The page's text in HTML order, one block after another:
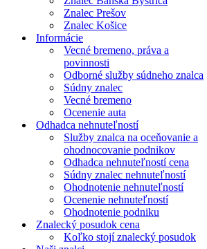
Znalec Prešov
Znalec Košice
Informácie
Vecné bremeno, práva a
povinnosti
Odborné služby súdneho znalca
Súdny znalec
Vecné bremeno
Ocenenie auta
Odhadca nehnuteľností
Služby znalca na oceňovanie a
ohodnocovanie podnikov
Odhadca nehnuteľností cena
Súdny znalec nehnuteľností
Ohodnotenie nehnuteľností
Ocenenie nehnuteľností
Ohodnotenie podniku
Znalecký posudok cena
Koľko stojí znalecký posudok